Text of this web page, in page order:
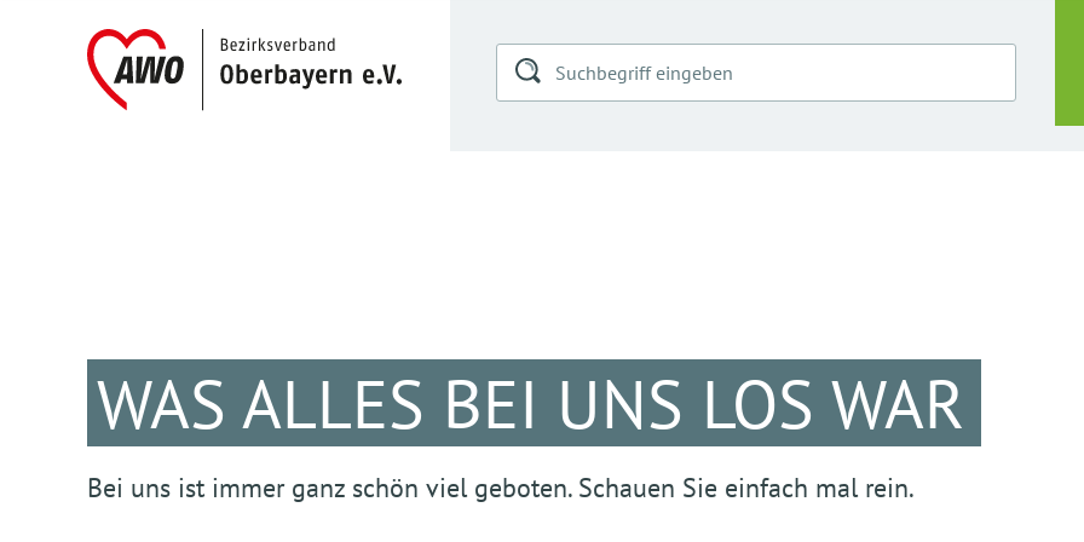
WAS ALLES BEI UNS LOS WAR
Bei uns ist immer ganz schön viel geboten. Schauen Sie einfach mal rein.